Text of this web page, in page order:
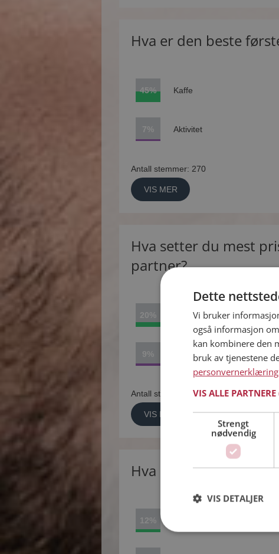
Hva er den beste
45% Kaffe
7% Aktivitet
Antall stemmer: 270
VIS MER
Hva setter du mest
partner?
20% Humor
9% Eventyrlyst
Antall stemmer: 348
VIS MER
Hva liker du best med
12%
Dette
Vi bruker
også informasjon
kan kombinere den
bruk av tjenestene
personvernerklæring
VIS ALLE PARTNERE
Strengt
nødvendig
VIS DETALJER